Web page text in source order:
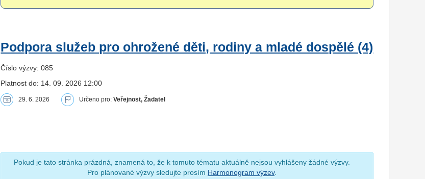
Podpora služeb pro ohrožené děti, rodiny a mladé dospělé (4)
Číslo výzvy: 085
Platnost do: 14. 09. 2026 12:00
29. 6. 2026 Určeno pro:Veřejnost, Žadatel
Pokud je tato stránka prázdná, znamená to, že k tomuto tématu aktuálně nejsou vyhlášeny žádné výzvy.
Pro plánované výzvy sledujte prosím Harmonogram výzev.